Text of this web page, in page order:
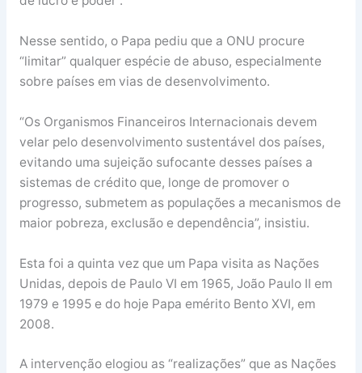
Nesse sentido, o Papa pediu que a ONU procure
“limitar” qualquer espécie de abuso, especialmente
sobre países em vias de desenvolvimento.
“Os Organismos Financeiros Internacionais devem
velar pelo desenvolvimento sustentável dos países,
evitando uma sujeição sufocante desses países a
sistemas de crédito que, longe de promover o
progresso, submetem as populações a mecanismos de
maior pobreza, exclusão e dependência”, insistiu.
Esta foi a quinta vez que um Papa visita as Nações
Unidas, depois de Paulo VI em 1965, João Paulo II em
1979 e 1995 e do hoje Papa emérito Bento XVI, em
2008.
A intervenção elogiou as “realizações” que as Nações